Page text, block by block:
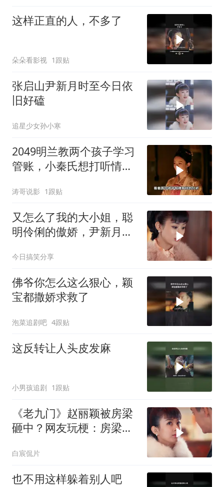
这样正直的人，不多了
朵朵看影视 1跟贴
张启山尹新月时至今日依
旧好磕
追星少女孙小寒
2049明兰教两个孩子学习
管账，小秦氏想打听情况
涛哥说影 1跟贴
又怎么了我的大小姐，聪
明伶俐的傲娇，尹新月大
伟霆
今日搞笑分享
佛爷你怎么这么狠心，颖
宝都撒娇求救了
泡菜追剧吧 4跟贴
这反转让人头皮发麻
小男孩追剧 1跟贴
《老九门》赵丽颖被房梁
砸中？网友玩梗：房梁全
白宸侃片
也不用这样躲着别人吧